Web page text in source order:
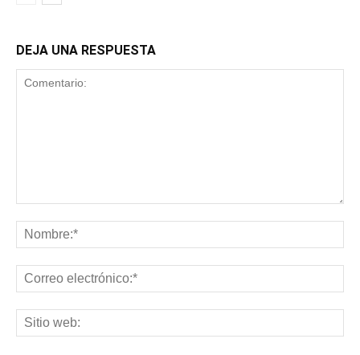
DEJA UNA RESPUESTA